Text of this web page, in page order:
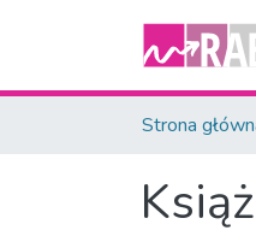
Strona